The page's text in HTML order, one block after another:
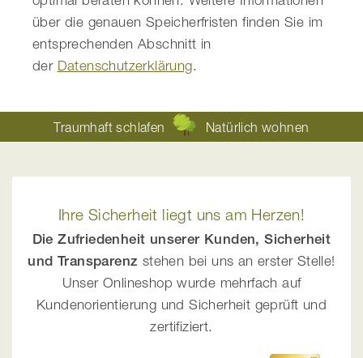
über die genauen Speicherfristen finden Sie im
entsprechenden Abschnitt in
der Datenschutzerklärung.
Traumhaft schlafen Natürlich wohnen
Ihre Sicherheit liegt uns am Herzen!
Die Zufriedenheit unserer Kunden, Sicherheit
und Transparenz stehen bei uns an erster Stelle!
Unser Onlineshop wurde mehrfach auf
Kundenorientierung und Sicherheit geprüft und
zertifiziert.